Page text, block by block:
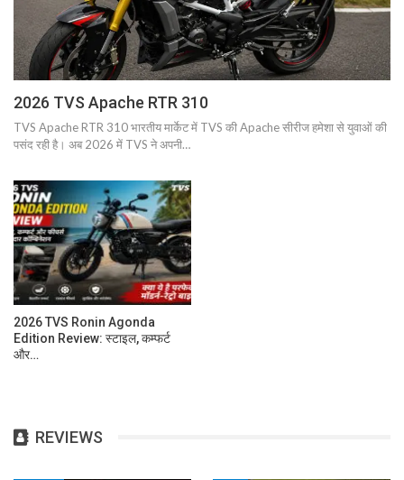
2026 TVS Apache RTR 310
TVS Apache RTR 310 भारतीय मार्केट में TVS की Apache सीरीज हमेशा से युवाओं की
पसंद रही है। अब 2026 में TVS ने अपनी…
2026 TVS Ronin Agonda
Edition Review: स्टाइल, कम्फर्ट
और…
REVIEWS